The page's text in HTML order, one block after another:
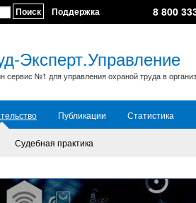
Поиск Поддержка 8 800
Эксперт.Управление
сервис №1 для управления охраной труда в
Публикации Статистика
Судебная практика